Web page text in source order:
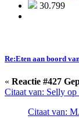
30.799
Re:Eten aan boord
« Reactie #427
Citaat van: Selly
Citaat van: